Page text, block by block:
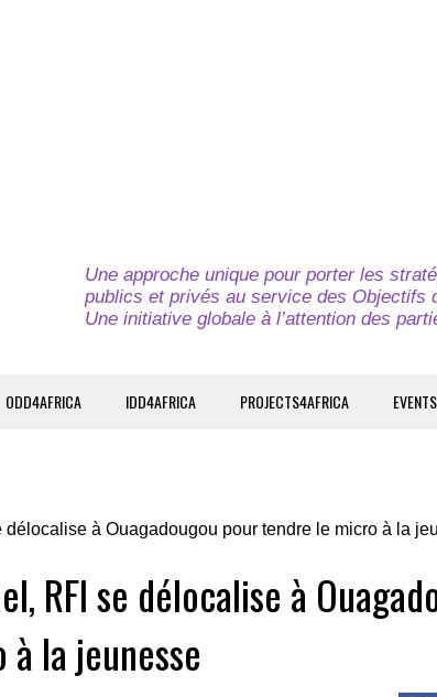
Une approche unique pour porter les
publics et privés au service des Objectifs
Une initiative globale à l’attention des
ODD4AFRICA IDD4AFRICA PROJECTS4AFRICA
RFI se délocalise à
la jeunesse